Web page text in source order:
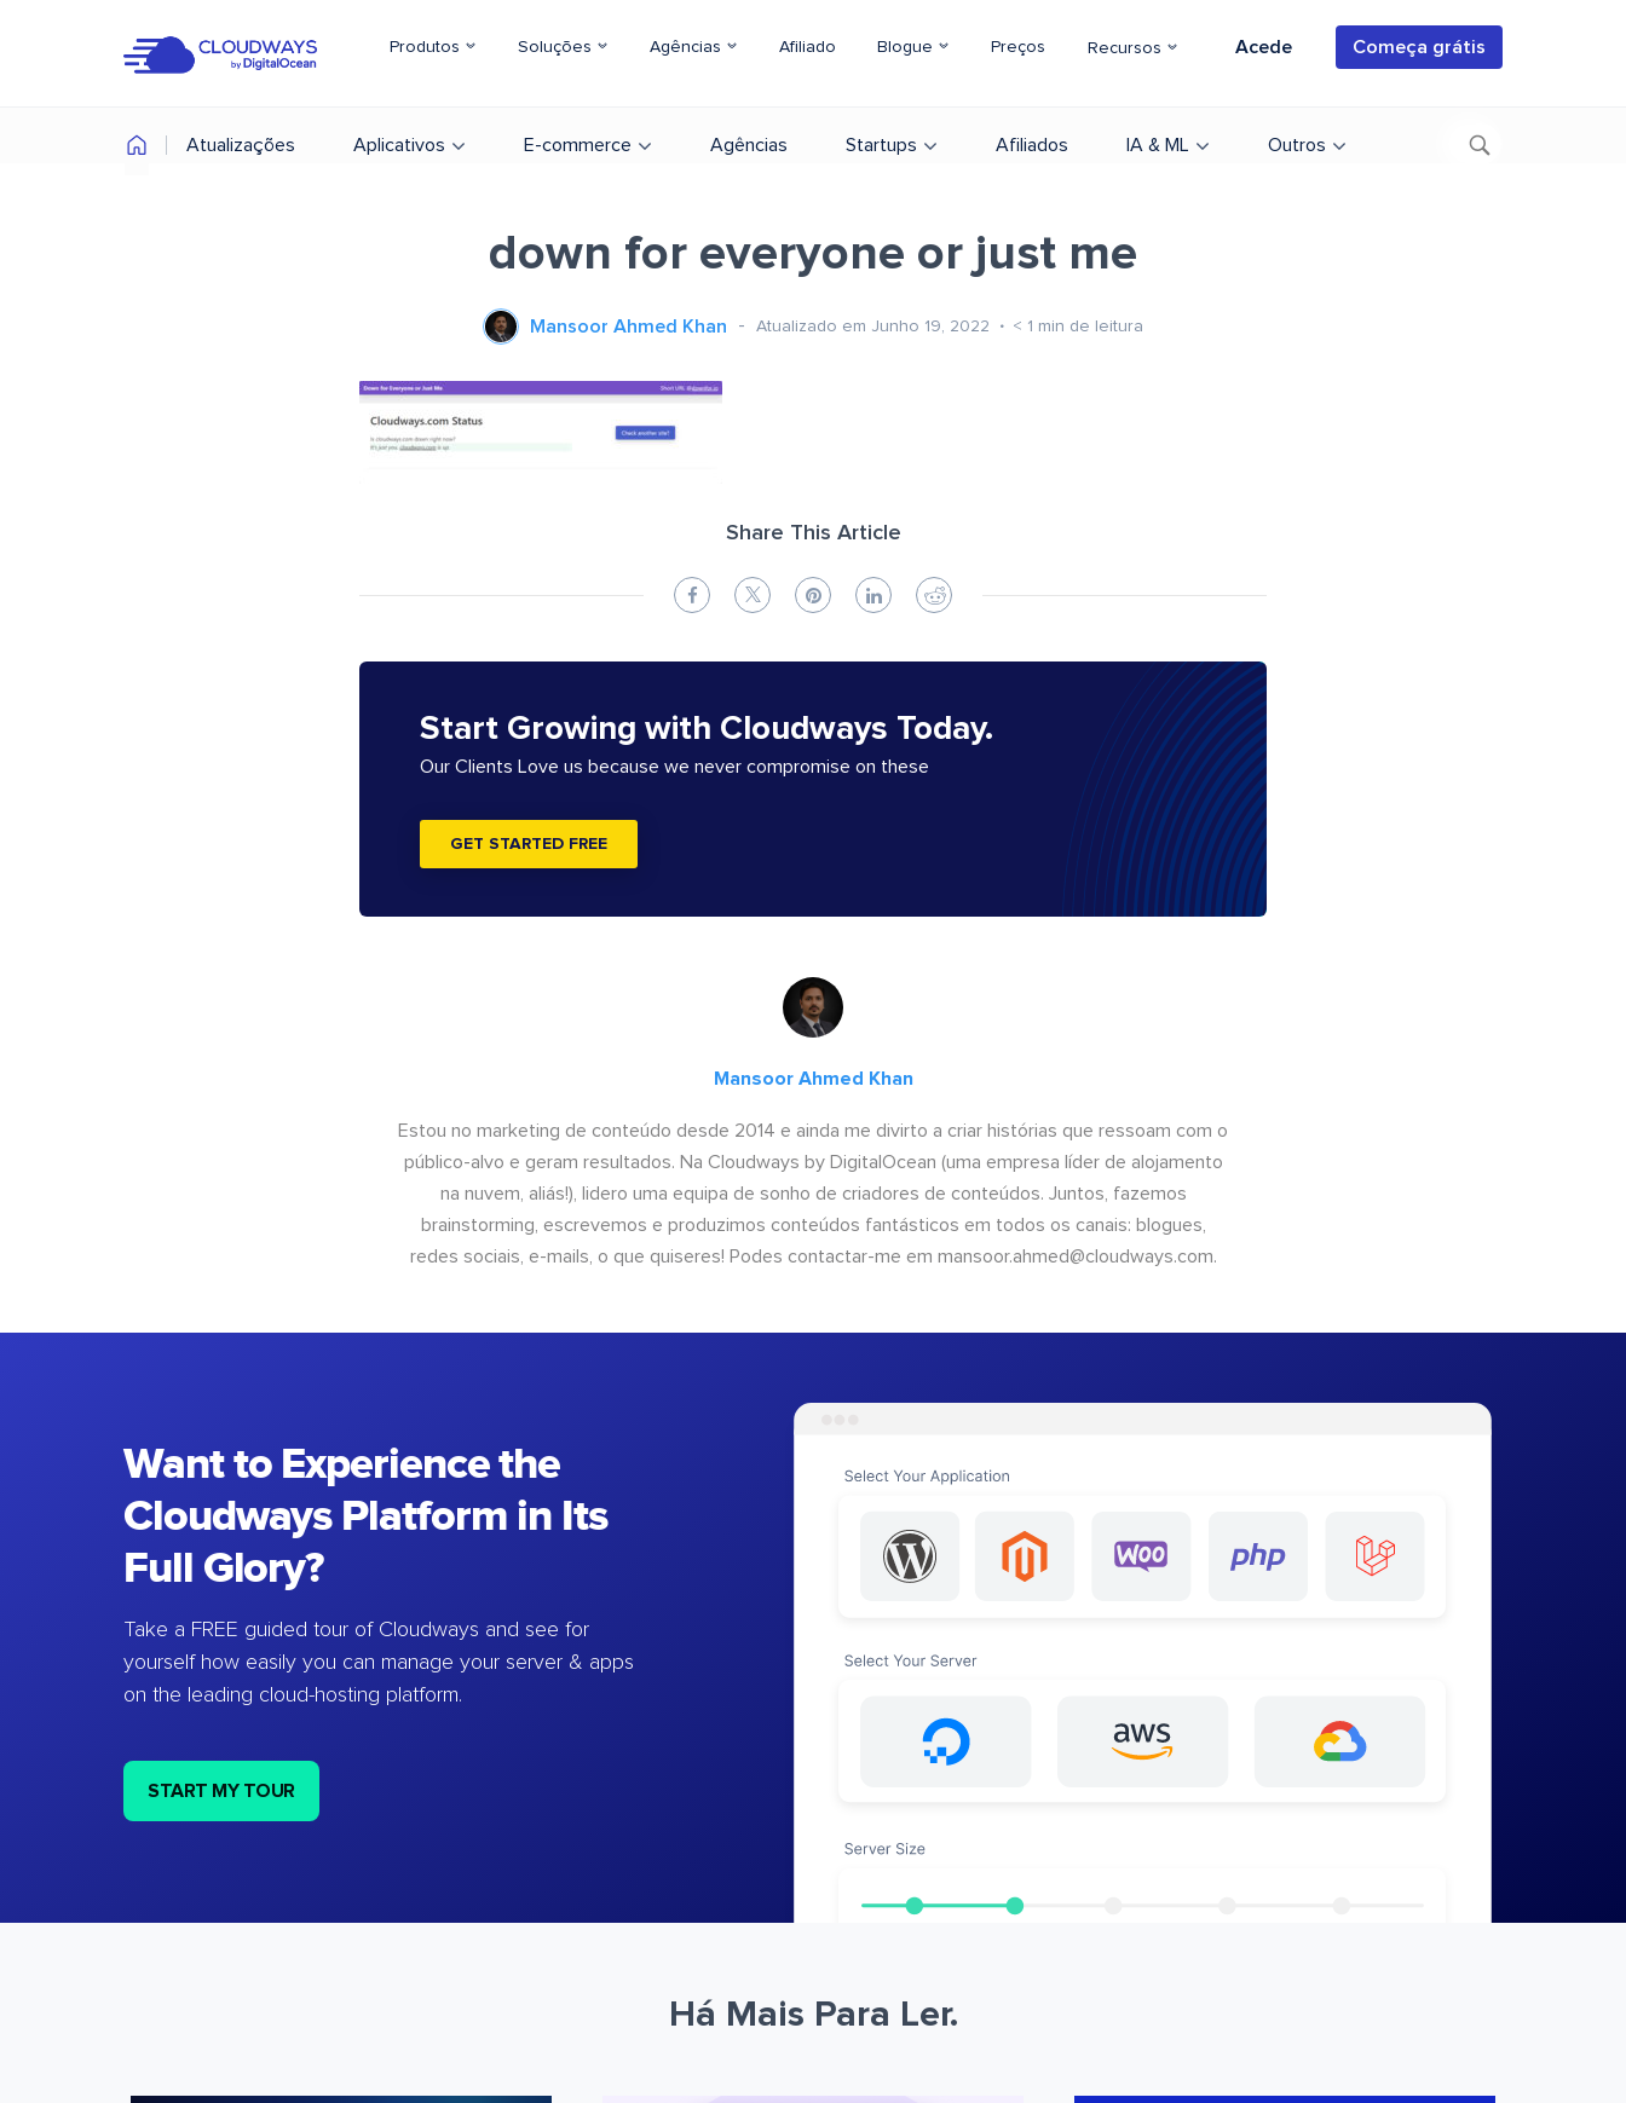
Produtos Soluções Agências Afiliado Blogue Preços Recursos Acede Começa grátis
Atualizações Aplicativos E-commerce Agências Startups Afiliados IA & ML Outros
down for everyone or just me
Mansoor Ahmed Khan Atualizado em Junho 19, 2022 < 1 min de leitura
Share This Article
Start Growing with Cloudways Today.
Our Clients Love us because we never compromise on these
GET STARTED FREE
Mansoor Ahmed Khan
Estou no marketing de conteúdo desde 2014 e ainda me divirto a criar histórias que ressoam com o
público-alvo e geram resultados. Na Cloudways by DigitalOcean (uma empresa líder de alojamento
na nuvem, aliás!), lidero uma equipa de sonho de criadores de conteúdos. Juntos, fazemos
brainstorming, escrevemos e produzimos conteúdos fantásticos em todos os canais: blogues,
redes sociais, e-mails, o que quiseres! Podes contactar-me em mansoor.ahmed@cloudways.com.
Want to Experience the
Cloudways Platform in Its
Full Glory?
Take a FREE guided tour of Cloudways and see for
yourself how easily you can manage your server & apps
on the leading cloud-hosting platform.
START MY TOUR
Há Mais Para Ler.